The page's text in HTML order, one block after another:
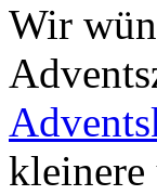
Wir
kleinere